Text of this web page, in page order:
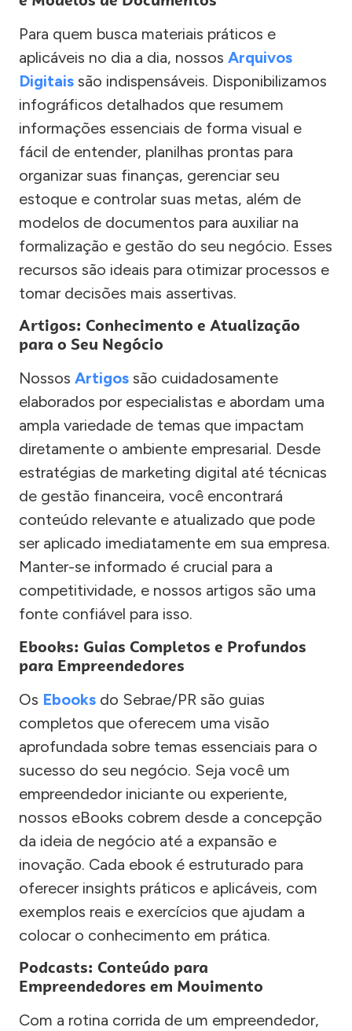
Para quem busca materiais práticos e
aplicáveis no dia a dia, nossos Arquivos
Digitais são indispensáveis. Disponibilizamos
infográficos detalhados que resumem
informações essenciais de forma visual e
fácil de entender, planilhas prontas para
organizar suas finanças, gerenciar seu
estoque e controlar suas metas, além de
modelos de documentos para auxiliar na
formalização e gestão do seu negócio. Esses
recursos são ideais para otimizar processos e
tomar decisões mais assertivas.
Artigos: Conhecimento e Atualização
para o Seu Negócio
Nossos Artigos são cuidadosamente
elaborados por especialistas e abordam uma
ampla variedade de temas que impactam
diretamente o ambiente empresarial. Desde
estratégias de marketing digital até técnicas
de gestão financeira, você encontrará
conteúdo relevante e atualizado que pode
ser aplicado imediatamente em sua empresa.
Manter-se informado é crucial para a
competitividade, e nossos artigos são uma
fonte confiável para isso.
Ebooks: Guias Completos e Profundos
para Empreendedores
Os Ebooks do Sebrae/PR são guias
completos que oferecem uma visão
aprofundada sobre temas essenciais para o
sucesso do seu negócio. Seja você um
empreendedor iniciante ou experiente,
nossos eBooks cobrem desde a concepção
da ideia de negócio até a expansão e
inovação. Cada ebook é estruturado para
oferecer insights práticos e aplicáveis, com
exemplos reais e exercícios que ajudam a
colocar o conhecimento em prática.
Podcasts: Conteúdo para
Empreendedores em Movimento
Com a rotina corrida de um empreendedor,